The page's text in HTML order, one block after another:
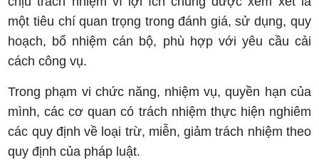
một tiêu chí quan trọng trong đánh giá, sử dụng, quy
hoạch, bổ nhiệm cán bộ, phù hợp với yêu cầu cải
cách công vụ.
Trong phạm vi chức năng, nhiệm vụ, quyền hạn của
mình, các cơ quan có trách nhiệm thực hiện nghiêm
các quy định về loại trừ, miễn, giảm trách nhiệm theo
quy định của pháp luật.